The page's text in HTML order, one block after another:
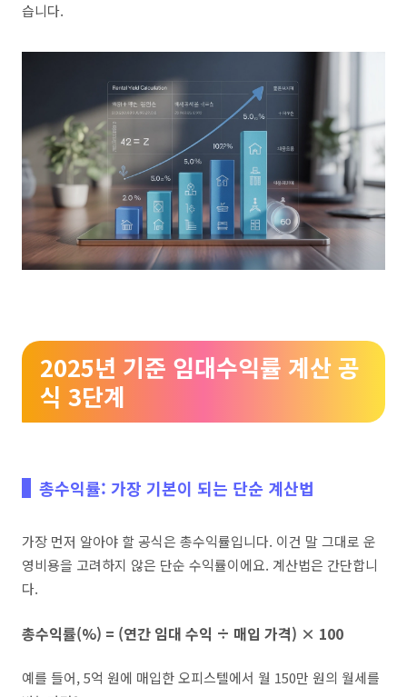
습니다.
2025년 기준 임대수익률 계산 공
식 3단계
총수익률: 가장 기본이 되는 단순 계산법
가장 먼저 알아야 할 공식은 총수익률입니다. 이건 말 그대로 운
영비용을 고려하지 않은 단순 수익률이에요. 계산법은 간단합니
다.
총수익률(%) = (연간 임대 수익 ÷ 매입 가격) × 100
예를 들어, 5억 원에 매입한 오피스텔에서 월 150만 원의 월세를